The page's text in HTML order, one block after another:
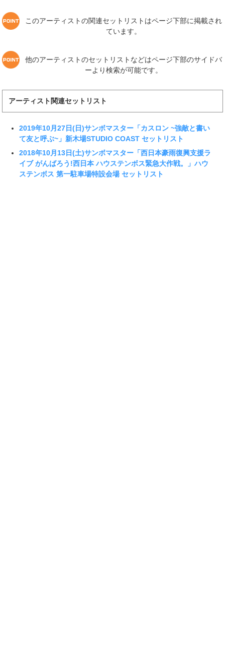
このアーティストの関連セットリストはページ下部に掲載され
ています。
他のアーティストのセットリストなどはページ下部のサイドバ
ーより検索が可能です。
アーティスト関連セットリスト
2019年10月27日(日)サンボマスター「カスロン ~強敵と書い
て友と呼ぶ~」新木場STUDIO COAST セットリスト
2018年10月13日(土)サンボマスター「西日本豪雨復興支援ラ
イブ がんばろう!西日本 ハウステンボス緊急大作戦。」ハウ
ステンボス 第一駐車場特設会場 セットリスト